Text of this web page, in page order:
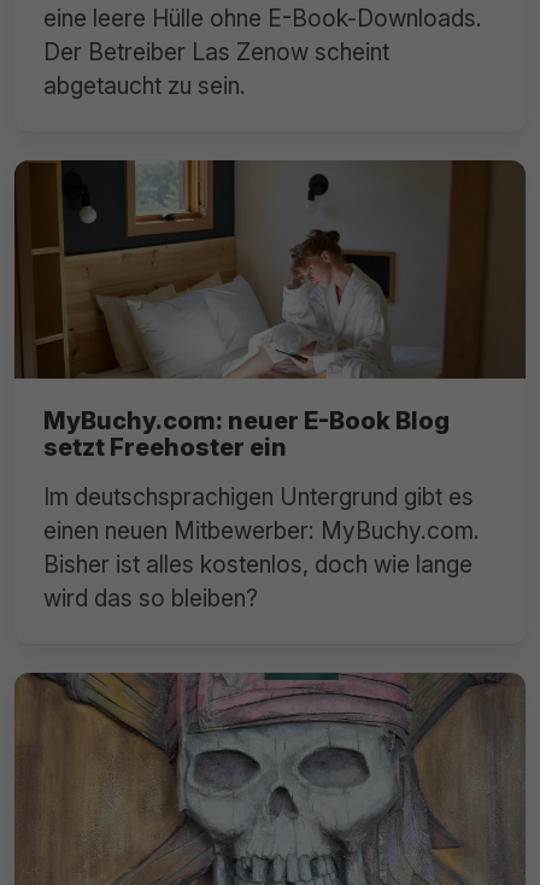
eine leere Hülle ohne E-Book-Downloads.
Der Betreiber Las Zenow scheint
abgetaucht zu sein.
MyBuchy.com: neuer E-Book Blog
setzt Freehoster ein
Im deutschsprachigen Untergrund gibt es
einen neuen Mitbewerber: MyBuchy.com.
Bisher ist alles kostenlos, doch wie lange
wird das so bleiben?